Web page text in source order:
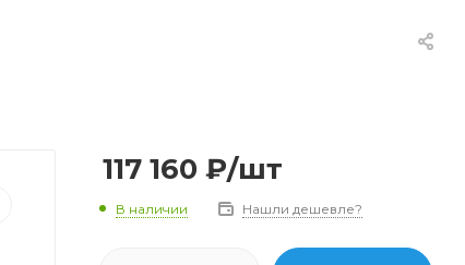
117 160 ₽/шт
В наличии Нашли дешевле?